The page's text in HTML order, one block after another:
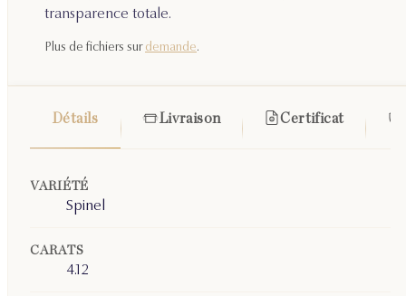
transparence totale.
Plus de fichiers sur demande.
Détails Livraison Certificat
VARIÉTÉ
Spinel
CARATS
4.12